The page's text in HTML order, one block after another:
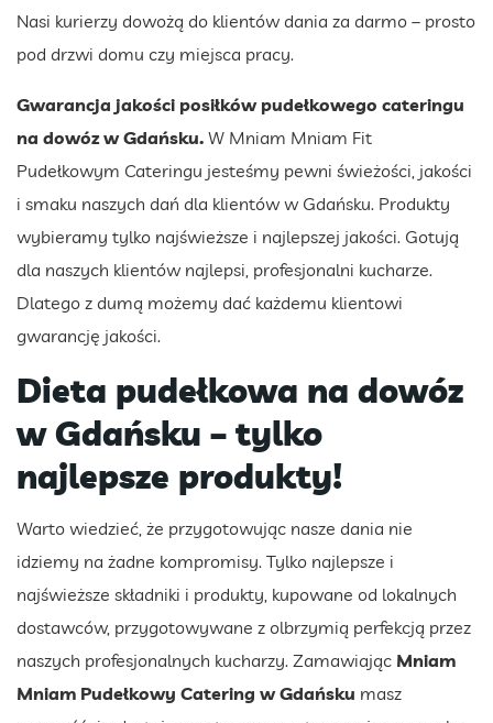
Nasi kurierzy dowożą do klientów dania za darmo – prosto
pod drzwi domu czy miejsca pracy.
Gwarancja jakości posiłków pudełkowego cateringu
na dowóz w Gdańsku. W Mniam Mniam Fit
Pudełkowym Cateringu jesteśmy pewni świeżości, jakości
i smaku naszych dań dla klientów w Gdańsku. Produkty
wybieramy tylko najświeższe i najlepszej jakości. Gotują
dla naszych klientów najlepsi, profesjonalni kucharze.
Dlatego z dumą możemy dać każdemu klientowi
gwarancję jakości.
Dieta pudełkowa na dowóz
w Gdańsku – tylko
najlepsze produkty!
Warto wiedzieć, że przygotowując nasze dania nie
idziemy na żadne kompromisy. Tylko najlepsze i
najświeższe składniki i produkty, kupowane od lokalnych
dostawców, przygotowywane z olbrzymią perfekcją przez
naszych profesjonalnych kucharzy. Zamawiając Mniam
Mniam Pudełkowy Catering w Gdańsku masz